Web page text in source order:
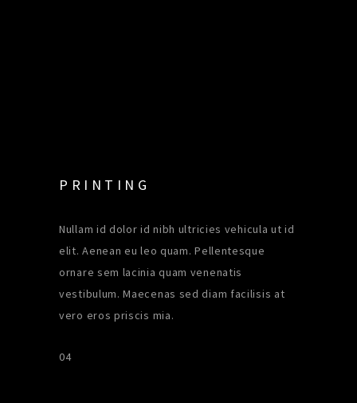
PRINTING
Nullam id dolor id nibh ultricies vehicula ut id
elit. Aenean eu leo quam. Pellentesque
ornare sem lacinia quam venenatis
vestibulum. Maecenas sed diam facilisis at
vero eros priscis mia.
04